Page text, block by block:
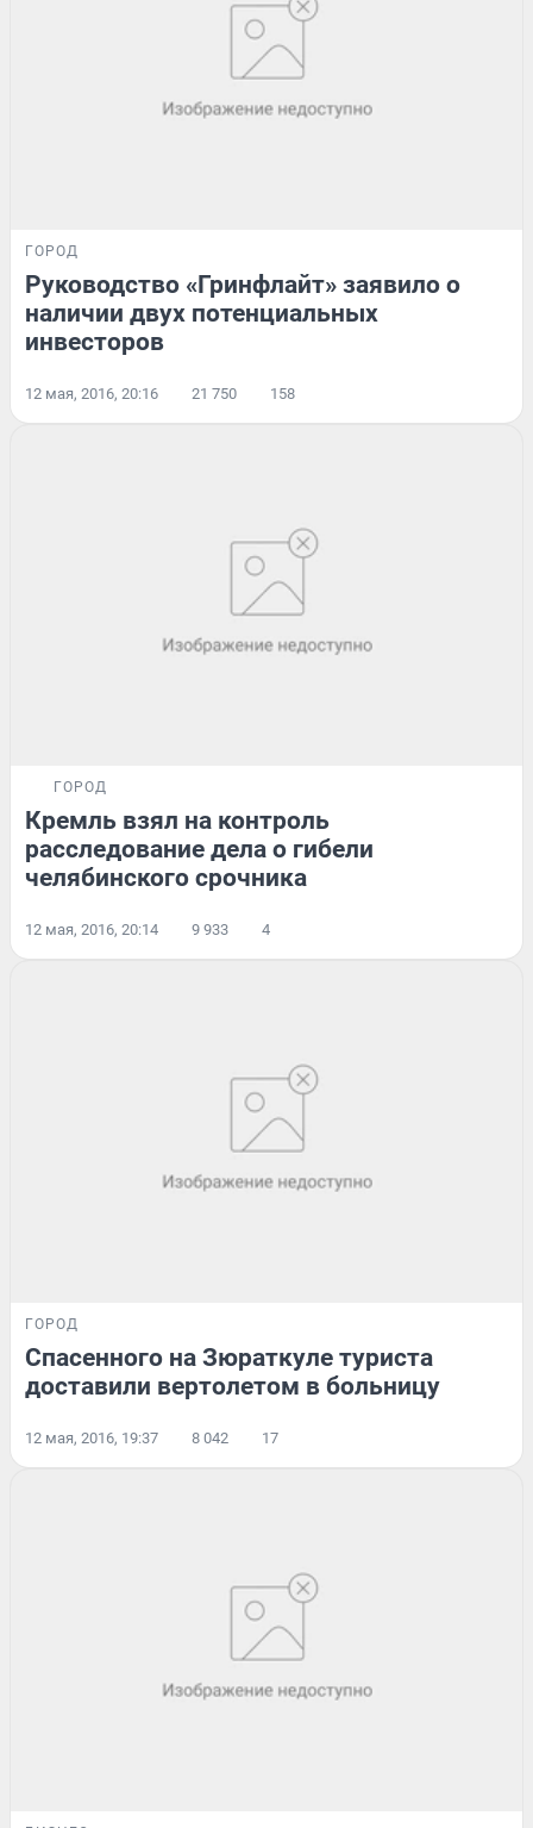
ГОРОД
Руководство «Гринфлайт» заявило о
наличии двух потенциальных
инвесторов
12 мая, 2016, 20:16 21 750 158
ГОРОД
Кремль взял на контроль
расследование дела о гибели
челябинского срочника
12 мая, 2016, 20:14 9 933 4
ГОРОД
Спасенного на Зюраткуле туриста
доставили вертолетом в больницу
12 мая, 2016, 19:37 8 042 17